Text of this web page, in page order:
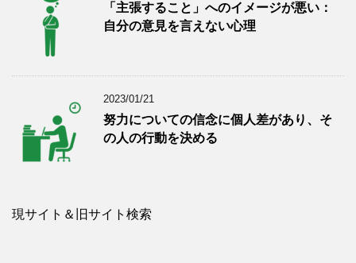
「主張すること」へのイメージが悪い：
自分の意見を言えない心理
2023/01/21
努力についての信念に個人差があり、そ
の人の行動を決める
現サイト＆旧サイト検索